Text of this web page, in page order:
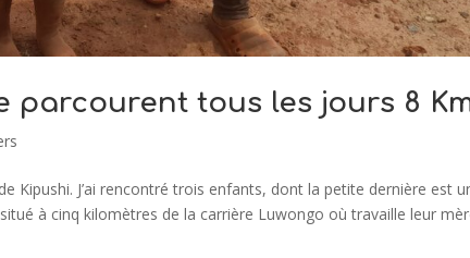
parcourent tous les jours 8
Kipushi. J’ai rencontré trois enfants, dont la petite dernière est
à cinq kilomètres de la carrière Luwongo où travaille leur